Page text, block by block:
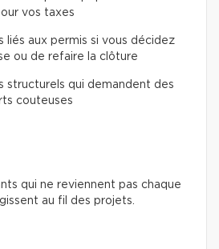
vos taxes
aux permis si vous décidez
ou de refaire la clôture
qui demandent des
couteuses
qui ne reviennent pas chaque
au fil des projets.